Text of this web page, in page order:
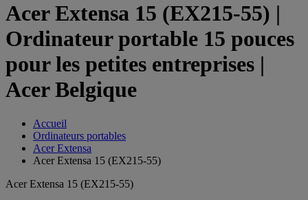
Acer Extensa 15 (EX215-55) |
Ordinateur portable 15 pouces
pour les petites entreprises |
Acer Belgique
Accueil
Ordinateurs portables
Acer Extensa
Acer Extensa 15 (EX215-55)
Acer Extensa 15 (EX215-55)